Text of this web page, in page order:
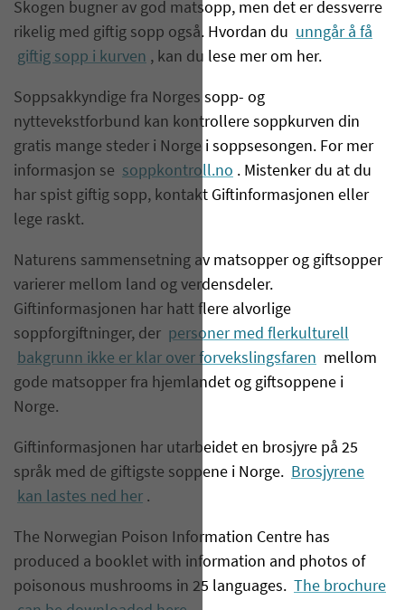
Skogen bugner av god matsopp, men det er dessverre
rikelig med giftig sopp også. Hvordan du unngår å få
giftig sopp i kurven , kan du lese mer om her.
Soppsakkyndige fra Norges sopp- og
nyttevekstforbund kan kontrollere soppkurven din
gratis mange steder i Norge i soppsesongen. For mer
informasjon se soppkontroll.no . Mistenker du at du
har spist giftig sopp, kontakt Giftinformasjonen eller
lege raskt.
Naturens sammensetning av matsopper og giftsopper
varierer mellom land og verdensdeler.
Giftinformasjonen har hatt flere alvorlige
soppforgiftninger, der personer med flerkulturell
bakgrunn ikke er klar over forvekslingsfaren mellom
gode matsopper fra hjemlandet og giftsoppene i
Norge.
Giftinformasjonen har utarbeidet en brosjyre på 25
språk med de giftigste soppene i Norge. Brosjyrene
kan lastes ned her .
The Norwegian Poison Information Centre has
produced a booklet with information and photos of
poisonous mushrooms in 25 languages. The brochure